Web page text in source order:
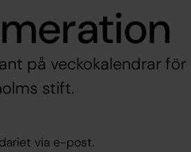
på veckokalendrar för
stift.
via e-post.